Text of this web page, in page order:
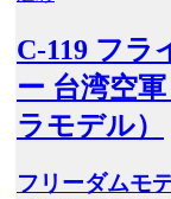
C-119 フラ
ー 台湾空
ラモデル）
フリーダムモ